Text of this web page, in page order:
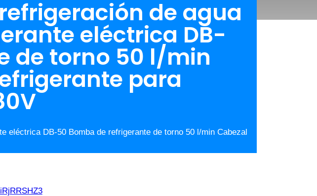
de agua
eléctrica DB-
de torno 50 l/min
para
eléctrica DB-50 Bomba de refrigerante de torno 50 l/min Cabezal